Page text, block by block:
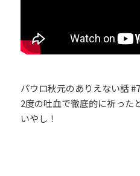
パウロ秋元のありえない話
2度の吐血で徹底的に祈った
いやし！